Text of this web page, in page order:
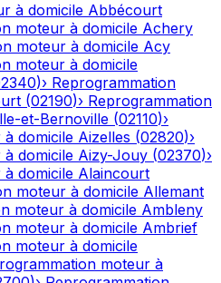
à domicile Abbécourt
moteur à domicile Achery
moteur à domicile Acy
moteur à domicile
)› Reprogrammation
(02190)› Reprogrammation
et-Bernoville (02110)›
domicile Aizelles (02820)›
domicile Aizy-Jouy (02370)›
domicile Alaincourt
moteur à domicile Allemant
moteur à domicile Ambleny
moteur à domicile Ambrief
moteur à domicile
moteur à